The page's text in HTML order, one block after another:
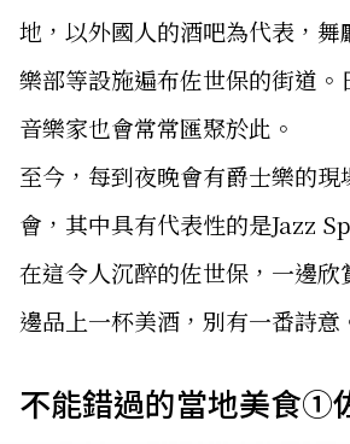
地，以外國人的酒吧為代表，舞
樂部等設施遍布佐世保的街道。
音樂家也會常常匯聚於此。
至今，每到夜晚會有爵士樂的現
會，其中具有代表性的是Jazz
在這令人沉醉的佐世保，一邊欣
邊品上一杯美酒，別有一番詩意
不能錯過的當地美食①